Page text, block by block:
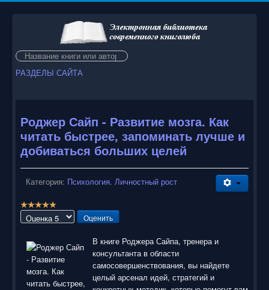
Искать...
РАЗДЕЛЫ САЙТА
Роджер Сайп - Развитие мозга. Как
читать быстрее, запоминать лучше и
добиваться больших целей
Категория: Психология. Личностный рост
Р
еПожалуйста,
В книге Роджера Сайпа, тренера и
консультанта в области
самосовершенствования, вы найдете
целый арсенал идей, стратегий и